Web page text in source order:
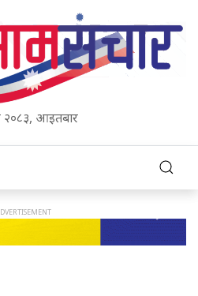
२०८३, आइतबार